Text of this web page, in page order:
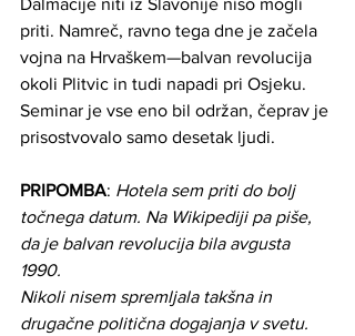
Dalmacije niti iz Slavonije niso mogli
priti. Namreč, ravno tega dne je začela
vojna na Hrvaškem—balvan revolucija
okoli Plitvic in tudi napadi pri Osjeku.
Seminar je vse eno bil održan, čeprav je
prisostvovalo samo desetak ljudi.
PRIPOMBA: Hotela sem priti do bolj
točnega datum. Na Wikipediji pa piše,
da je balvan revolucija bila avgusta
1990.
Nikoli nisem spremljala takšna in
drugačne politična dogajanja v svetu.